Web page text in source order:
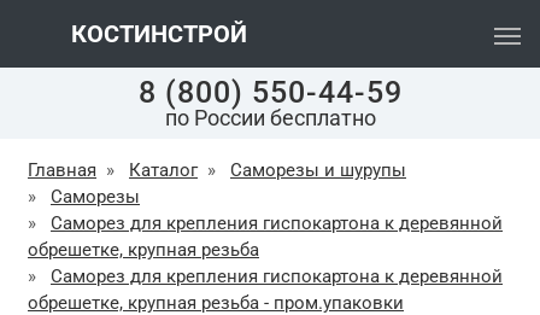
КОСТИНСТРОЙ
8 (800) 550-44-59
по России бесплатно
Главная » Каталог »
Саморезы и шурупы
»
Саморезы
»
Саморез для крепления гиспокартона к деревянной
обрешетке, крупная резьба
»
Саморез для крепления гиспокартона к деревянной
обрешетке, крупная резьба - пром.упаковки